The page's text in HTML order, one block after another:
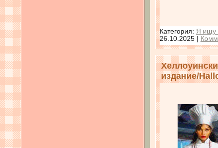
Категория: Я ищу
26.10.2025 |
издание/